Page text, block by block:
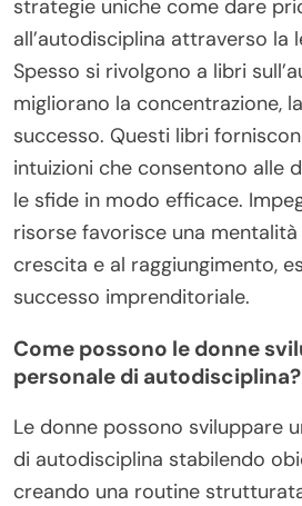
strategie uniche come dare
all’autodisciplina attraverso la
Spesso si rivolgono a libri
migliorano la concentrazione,
successo. Questi libri
intuizioni che consentono alle
le sfide in modo efficace.
risorse favorisce una
crescita e al raggiungimento,
successo imprenditoriale.
Come possono le donne
personale di autodisciplina?
Le donne possono sviluppare
di autodisciplina stabilendo
creando una routine